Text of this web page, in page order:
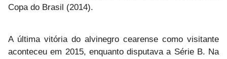
Copa do Brasil (2014).
A última vitória do alvinegro cearense como visitante
aconteceu em 2015, enquanto disputava a Série B. Na